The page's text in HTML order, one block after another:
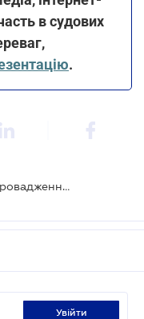
в судових
.
Набула чинності постанова про запровадження кешбеку "Зроблено в Україні": як долучитися до проекту
увійти